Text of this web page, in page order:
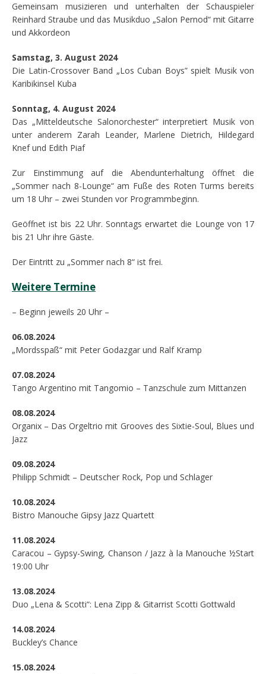
Gemeinsam musizieren und unterhalten der Schauspieler
Reinhard Straube und das Musikduo „Salon Pernod“ mit Gitarre
und Akkordeon
Samstag, 3. August 2024
Die Latin-Crossover Band „Los Cuban Boys” spielt Musik von
Karibikinsel Kuba
Sonntag, 4. August 2024
Das „Mitteldeutsche Salonorchester“ interpretiert Musik von
unter anderem Zarah Leander, Marlene Dietrich, Hildegard
Knef und Edith Piaf
Zur Einstimmung auf die Abendunterhaltung öffnet die
„Sommer nach 8-Lounge“ am Fuße des Roten Turms bereits
um 18 Uhr – zwei Stunden vor Programmbeginn.
Geöffnet ist bis 22 Uhr. Sonntags erwartet die Lounge von 17
bis 21 Uhr ihre Gäste.
Der Eintritt zu „Sommer nach 8“ ist frei.
Weitere Termine
– Beginn jeweils 20 Uhr –
06.08.2024
„Mordsspaß“ mit Peter Godazgar und Ralf Kramp
07.08.2024
Tango Argentino mit Tangomio – Tanzschule zum Mittanzen
08.08.2024
Organix – Das Orgeltrio mit Grooves des Sixtie-Soul, Blues und
Jazz
09.08.2024
Philipp Schmidt – Deutscher Rock, Pop und Schlager
10.08.2024
Bistro Manouche Gipsy Jazz Quartett
11.08.2024
Caracou – Gypsy-Swing, Chanson / Jazz à la Manouche ½Start
19:00 Uhr
13.08.2024
Duo „Lena & Scotti“: Lena Zipp & Gitarrist Scotti Gottwald
14.08.2024
Buckley’s Chance
15.08.2024